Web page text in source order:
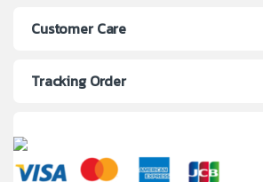
Customer Care
Tracking Order